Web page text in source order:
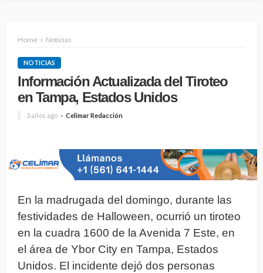
Home Noticias
NOTICIAS
Información Actualizada del Tiroteo
en Tampa, Estados Unidos
3 años ago Celimar Redacción
En la madrugada del domingo, durante las
festividades de Halloween, ocurrió un tiroteo
en la cuadra 1600 de la Avenida 7 Este, en
el área de Ybor City en Tampa, Estados
Unidos. El incidente dejó dos personas